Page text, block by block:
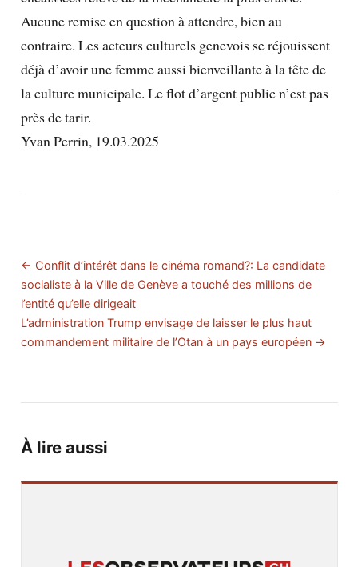
Aucune remise en question à attendre, bien au
contraire. Les acteurs culturels genevois se réjouissent
déjà d’avoir une femme aussi bienveillante à la tête de
la culture municipale. Le flot d’argent public n’est pas
près de tarir.
Yvan Perrin, 19.03.2025
← Conflit d’intérêt dans le cinéma romand?: La candidate
socialiste à la Ville de Genève a touché des millions de
l’entité qu’elle dirigeait
L’administration Trump envisage de laisser le plus haut
commandement militaire de l’Otan à un pays européen →
À lire aussi